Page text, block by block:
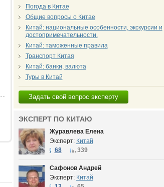
Погода в Китае
Общие вопросы о Китае
Китай: национальные особенности, экскурсии и
достопримечательности.
Китай: таможенные правила
Транспорт Китая
Китай: банки, валюта
Туры в Китай
Задать свой вопрос эксперту
ЭКСПЕРТ ПО КИТАЮ
Журавлева Елена
Эксперт: Китай
68
339
Сафонов Андрей
Эксперт: Китай